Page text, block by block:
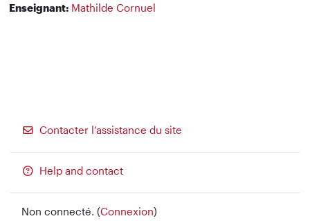
Enseignant: Mathilde Cornuel
Contacter l’assistance du site
Help and contact
Non connecté. (Connexion)